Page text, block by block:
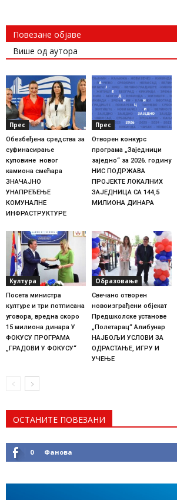
Повезане објаве
Више од аутора
Прес
Обезбеђена средства за
суфинасирање
куповине новог
камиона смећара
ЗНАЧАЈНО
УНАПРЕЂЕЊЕ
КОМУНАЛНЕ
ИНФРАСТРУКТУРЕ
Прес
Отворен конкурс
програма „Заједници
заједно“ за 2026. годину
НИС ПОДРЖАВА
ПРОЈЕКТЕ ЛОКАЛНИХ
ЗАЈЕДНИЦА СА 144,5
МИЛИОНА ДИНАРА
Култура
Посета министра
културе и три потписана
уговора, вредна скоро
15 милиона динара У
ФОКУСУ ПРОГРАМА
„ГРАДОВИ У ФОКУСУ“
Образовање
Свечано отворен
новоизграђени објекат
Предшколске установе
„Полетарац“ Алибунар
НАЈБОЉИ УСЛОВИ ЗА
ОДРАСТАЊЕ, ИГРУ И
УЧЕЊЕ
ОСТАНИТЕ ПОВЕЗАНИ
0 Фанова